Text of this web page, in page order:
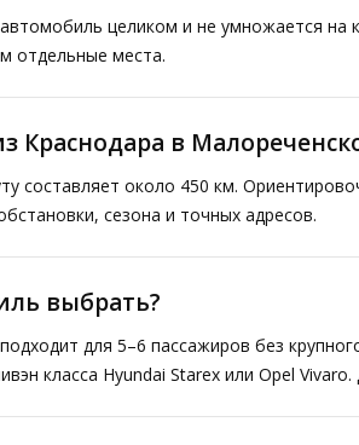
целиком и не умножается
отдельные места.
Краснодара в
составляет около 450 км.
сезона и точных адресов.
выбрать?
для 5–6 пассажиров без
класса Hyundai Starex или Opel